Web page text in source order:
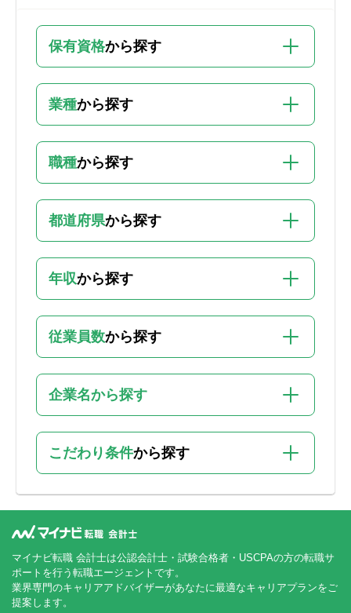
保有資格から探す
業種から探す
職種から探す
都道府県から探す
年収から探す
従業員数から探す
企業名から探す
こだわり条件から探す
マイナビ転職 会計士は公認会計士・試験合格者・USCPAの方の転職サ
ポートを行う転職エージェントです。
業界専門のキャリアアドバイザーがあなたに最適なキャリアプランをご
提案します。